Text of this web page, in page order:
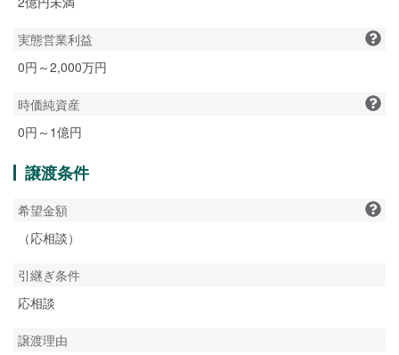
実態営業利益
0円～2,000万円
時価純資産
0円～1億円
譲渡条件
希望金額
（応相談）
引継ぎ条件
応相談
譲渡理由